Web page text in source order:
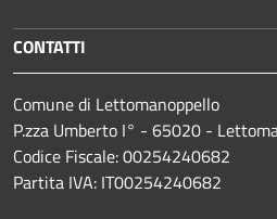
CONTATTI
Comune di Lettomanoppello
P.zza Umberto I° - 65020 -
Codice Fiscale: 00254240682
Partita IVA: IT00254240682